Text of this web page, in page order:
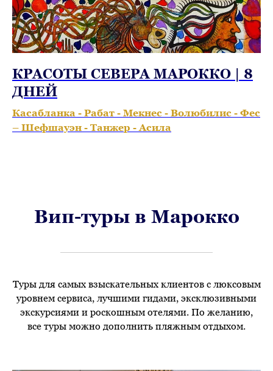
КРАСОТЫ СЕВЕРА МАРОККО | 8
ДНЕЙ
Касабланка - Рабат - Мекнес - Волюбилис - Фес
– Шефшауэн - Танжер - Асила
Вип-туры в Марокко
Туры для самых взыскательных клиентов с люксовым
уровнем сервиса, лучшими гидами, эксклюзивными
экскурсиями и роскошным отелями. По желанию,
все туры можно дополнить пляжным отдыхом.